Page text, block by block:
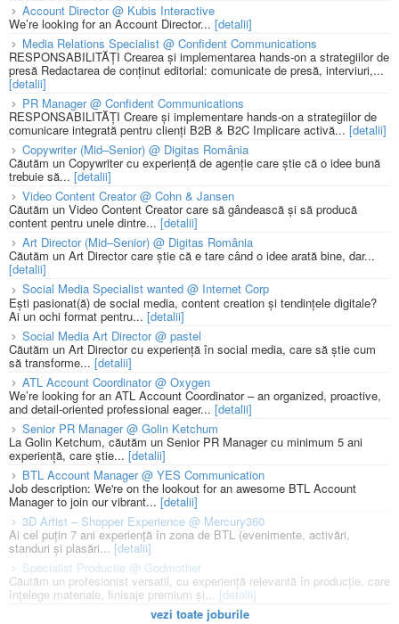
Account Director @ Kubis Interactive
We’re looking for an Account Director... [detalii]
Media Relations Specialist @ Confident Communications
RESPONSABILITĂȚI Crearea și implementarea hands-on a strategiilor de
presă Redactarea de conținut editorial: comunicate de presă, interviuri,...
[detalii]
PR Manager @ Confident Communications
RESPONSABILITĂȚI Creare și implementare hands-on a strategiilor de
comunicare integrată pentru clienți B2B & B2C Implicare activă... [detalii]
Copywriter (Mid–Senior) @ Digitas România
Căutăm un Copywriter cu experiență de agenție care știe că o idee bună
trebuie să... [detalii]
Video Content Creator @ Cohn & Jansen
Căutăm un Video Content Creator care să gândească și să producă
content pentru unele dintre... [detalii]
Art Director (Mid–Senior) @ Digitas România
Căutăm un Art Director care știe că e tare când o idee arată bine, dar...
[detalii]
Social Media Specialist wanted @ Internet Corp
Ești pasionat(ă) de social media, content creation și tendințele digitale?
Ai un ochi format pentru... [detalii]
Social Media Art Director @ pastel
Căutăm un Art Director cu experiență în social media, care să știe cum
să transforme... [detalii]
ATL Account Coordinator @ Oxygen
We’re looking for an ATL Account Coordinator – an organized, proactive,
and detail-oriented professional eager... [detalii]
Senior PR Manager @ Golin Ketchum
La Golin Ketchum, căutăm un Senior PR Manager cu minimum 5 ani
experiență, care știe... [detalii]
BTL Account Manager @ YES Communication
Job description: We're on the lookout for an awesome BTL Account
Manager to join our vibrant... [detalii]
3D Artist – Shopper Experience @ Mercury360
Ai cel puțin 7 ani experiență în zona de BTL (evenimente, activări,
standuri și plasări...[detalii]
Specialist Productie @ Godmother
Căutăm un profesionist versatil, cu experiență relevantă în producție, care
înțelege materiale, finisaje premium și... [detalii]
vezi toate joburile